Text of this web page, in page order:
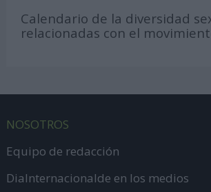
Calendario de la diversidad
relacionadas con el
NOSOTROS
Equipo de redacción
DiaInternacionalde en los medios